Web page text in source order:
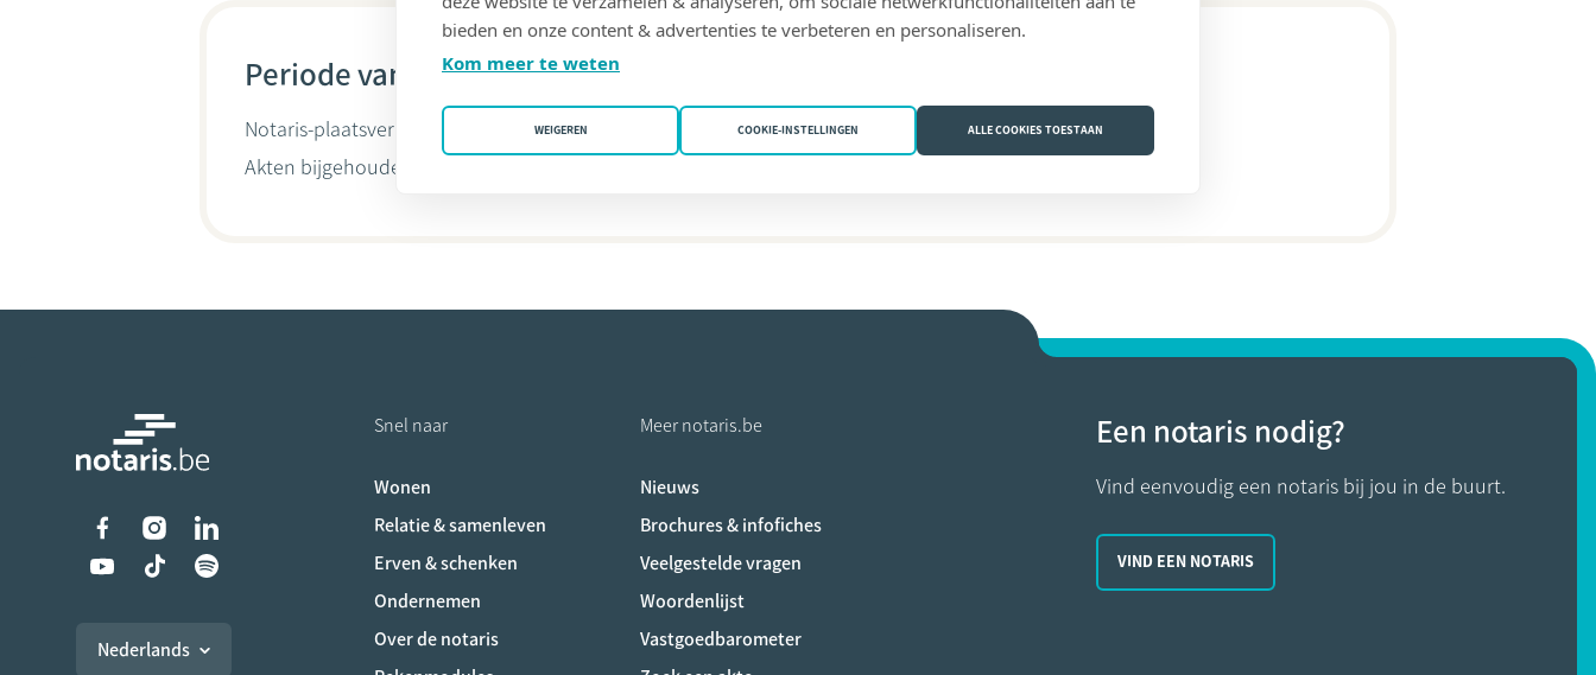
Periode van 01/01/2013 tot 29/04/2013
Notaris-plaatsvervanger van Eduard JANSSENS in kantoorJANSSENS, Eduard
(9520 Sint-Lievens-Houtem)
Akten bijgehouden door
Liens vers les réseaux sociaux
Nederlands
Snel naar
Wonen
Relatie & samenleven
Erven & schenken
Ondernemen
Over de notaris
Meer notaris.be
Nieuws
Brochures & infofiches
Veelgestelde vragen
Woordenlijst
Vastgoedbarometer
Een notaris nodig?
Vind eenvoudig een notaris bij jou in de buurt.
VIND EEN NOTARIS
bieden en onze content & advertenties te verbeteren en personaliseren.
Kom meer te weten
WEIGEREN COOKIE-INSTELLINGEN ALLE COOKIES TOESTAAN